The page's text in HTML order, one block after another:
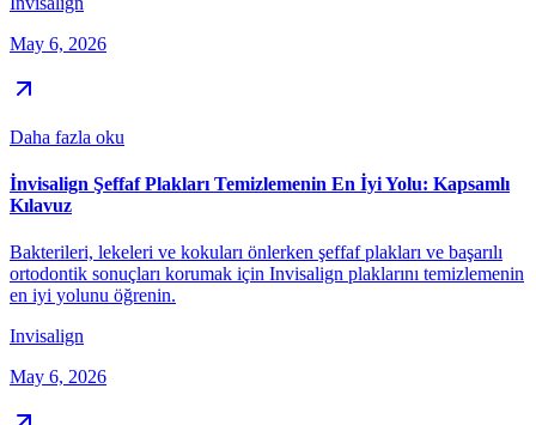
May 6, 2026
Daha fazla oku
İnvisalign Şeffaf Plakları Temizlemenin En İyi Yolu: Kapsamlı
Kılavuz
Bakterileri, lekeleri ve kokuları önlerken şeffaf plakları ve başarılı
ortodontik sonuçları korumak için Invisalign plaklarını temizlemenin
en iyi yolunu öğrenin.
Invisalign
May 6, 2026